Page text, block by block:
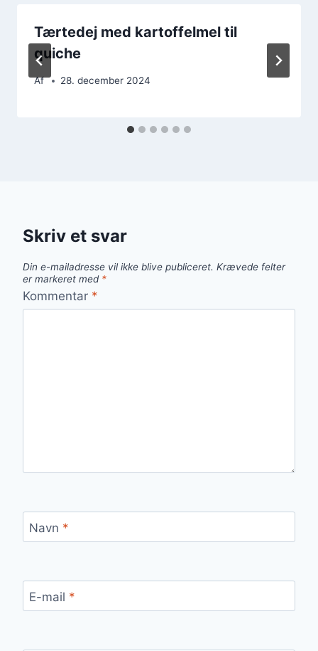
Tærtedej med kartoffelmel til
quiche
Af 28. december 2024
Skriv et svar
Din e-mailadresse vil ikke blive publiceret. Krævede felter
er markeret med *
Kommentar *
Navn *
E-mail *